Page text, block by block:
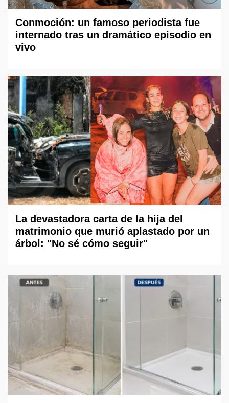
Conmoción: un famoso periodista fue
internado tras un dramático episodio en
vivo
La devastadora carta de la hija del
matrimonio que murió aplastado por un
árbol: "No sé cómo seguir"